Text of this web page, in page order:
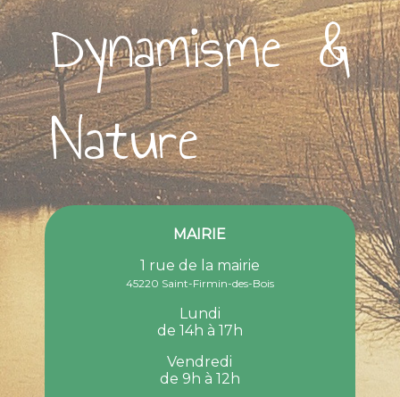
Dynamisme &
Nature
MAIRIE
1 rue de la mairie
45220 Saint-Firmin-des-Bois
Lundi
de 14h à 17h
Vendredi
de 9h à 12h